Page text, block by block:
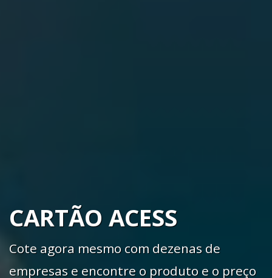
CARTÃO ACESS
Cote agora mesmo com dezenas de
empresas e encontre o produto e o preço